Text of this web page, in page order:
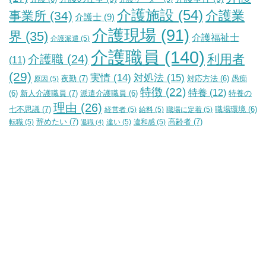
事業所 (34) 介護士 (9) 介護施設 (54) 介護業
界 (35) 介護派遣 (5) 介護現場 (91) 介護福祉士
(11) 介護職 (24) 介護職員 (140) 利用者
(29) 原因 (5) 夜勤 (7) 実情 (14) 対処法 (15) 対応方法 (6) 愚痴
(6) 新人介護職員 (7) 派遣介護職員 (6) 特徴 (22) 特養 (12) 特養の
七不思議 (7) 理由 (26) 経営者 (5) 給料 (5) 職場に定着 (5) 職場環境 (6)
転職 (5) 辞めたい (7) 退職 (4) 違い (5) 違和感 (5) 高齢者 (7)